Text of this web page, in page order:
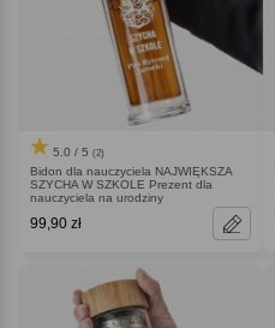
5.0 / 5 (2)
Bidon dla nauczyciela NAJWIĘKSZA
SZYCHA W SZKOLE Prezent dla
nauczyciela na urodziny
99,90 zł